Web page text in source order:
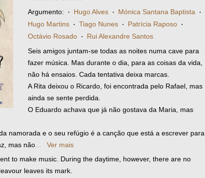
Argumento: · Hugo Alves · Mónica Santana Baptista ·
Hugo Martins · Tiago Nunes · Patrícia Raposo ·
Octávio Rosado · Rui Alexandre Santos
Seis amigos juntam-se todas as noites numa cave para
fazer música. Mas durante o dia, para as coisas da vida,
não há ensaios. Cada tentativa deixa marcas.
A Rita deixou o Ricardo, foi encontrada pelo Rafael, mas
ainda se sente perdida.
O Eduardo achava que já não gostava da Maria, mas
namorada e o seu refúgio é a canção que está a escrever para
mas não
Ver mais
to make music. During the daytime, however, there are no
leaves its mark.